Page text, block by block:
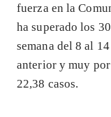
fuerza en la
ha superado los
semana del 8 al
anterior y muy
22,38 casos.